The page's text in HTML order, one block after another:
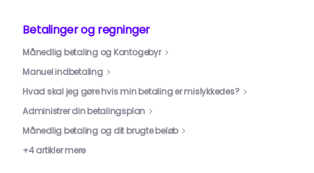
Betalinger og regninger
Månedlig betaling og Kontogebyr
Manuel indbetaling
Hvad skal jeg gøre hvis min betaling er mislykkedes?
Administrer din betalingsplan
Månedlig betaling og dit brugte beløb
+4 artikler mere